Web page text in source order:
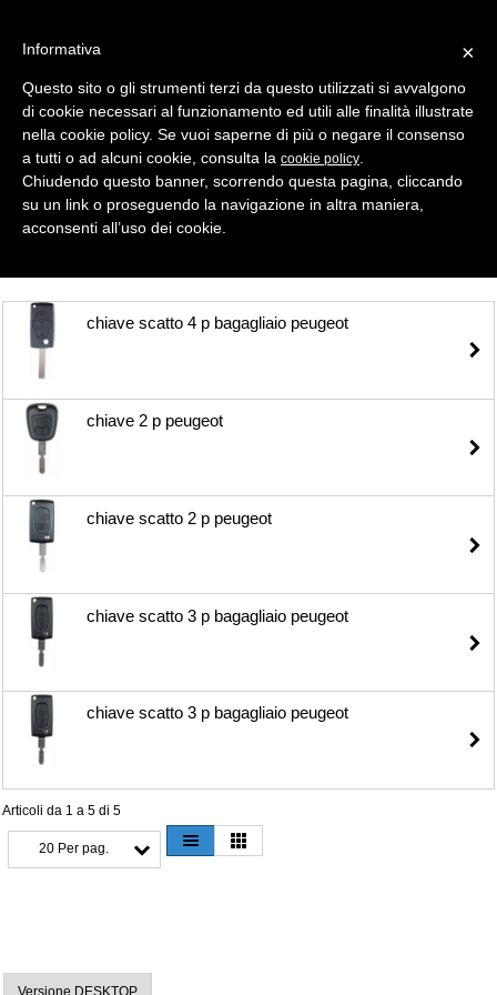
Selezione
Shell- Keys ( Gusci Auto ) > PEUGEOT
chiave scatto 4 p bagagliaio peugeot
chiave 2 p peugeot
chiave scatto 2 p peugeot
chiave scatto 3 p bagagliaio peugeot
chiave scatto 3 p bagagliaio peugeot
Articoli da 1 a 5 di 5
20 Per pag.
Versione DESKTOP
×
Informativa
Questo sito o gli strumenti terzi da questo utilizzati si avvalgono
di cookie necessari al funzionamento ed utili alle finalità illustrate
nella cookie policy. Se vuoi saperne di più o negare il consenso
a tutti o ad alcuni cookie, consulta la cookie policy
Chiudendo questo banner, scorrendo questa pagina, cliccando
su un link o proseguendo la navigazione in altra maniera,
acconsenti all’uso dei cookie.